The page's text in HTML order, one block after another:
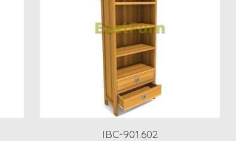
IBC-901.602